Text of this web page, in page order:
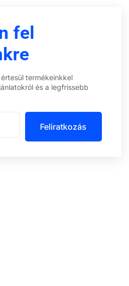
fel
termékeinkkel
és a legfrissebb
Feliratkozás